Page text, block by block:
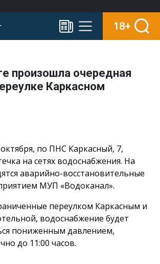
18+
произошла очередная
Каркасном
по ПНС Каркасный, 7,
на сетях водоснабжения. На
аварийно-восстановительные
МУП «Водоканал».
переулком Каркасным и
водоснабжение будет
пониженным давлением,
до 11:00 часов.